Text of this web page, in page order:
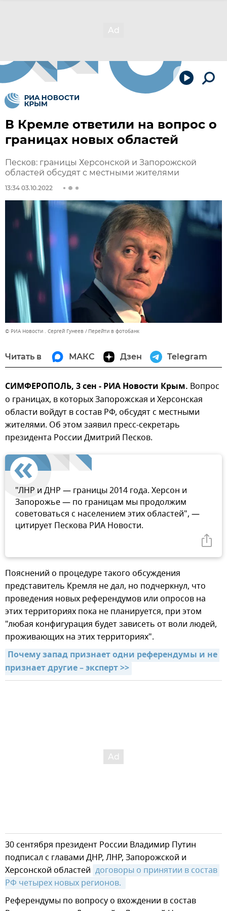
В Кремле ответили на вопрос о
границах новых областей
Песков: границы Херсонской и Запорожской
областей обсудят с местными жителями
13:34 03.10.2022
© РИА Новости . Сергей Гунеев Перейти в фотобанк
Читать в МАКС Дзен Telegram
СИМФЕРОПОЛЬ, 3 сен - РИА Новости Крым. Вопрос
о границах, в которых Запорожская и Херсонская
области войдут в состав РФ, обсудят с местными
жителями. Об этом заявил пресс-секретарь
президента России Дмитрий Песков.
"ЛНР и ДНР — границы 2014 года. Херсон и
Запорожье — по границам мы продолжим
советоваться с населением этих областей", —
цитирует Пескова РИА Новости.
Пояснений о процедуре такого обсуждения
представитель Кремля не дал, но подчеркнул, что
проведения новых референдумов или опросов на
этих территориях пока не планируется, при этом
"любая конфигурация будет зависеть от воли людей,
проживающих на этих территориях".
Почему запад признает одни референдумы и не
признает другие – эксперт >>
30 сентября президент России Владимир Путин
подписал с главами ДНР, ЛНР, Запорожской и
Херсонской областей договоры о принятии в состав
РФ четырех новых регионов.
Референдумы по вопросу о вхождении в состав